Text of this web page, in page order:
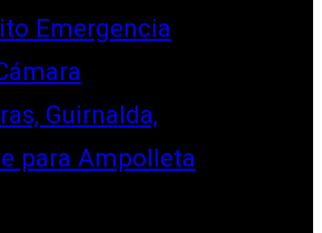
Emergencia
Guirnalda,
para Ampolleta